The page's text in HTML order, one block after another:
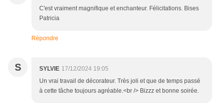
C'est vraiment magnifique et enchanteur. Félicitations. Bises
Patricia
Répondre
S SYLVIE 17/12/2024 19:05
Un vrai travail de décorateur. Très joli et que de temps passé
à cette tâche toujours agréable.<br /> Bizzz et bonne soirée.